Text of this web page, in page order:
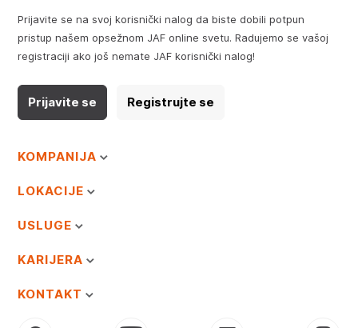
Prijavite se na svoj korisnički nalog da biste dobili potpun
pristup našem opsežnom JAF online svetu. Radujemo se vašoj
registraciji ako još nemate JAF korisnički nalog!
Prijavite se Registrujte se
KOMPANIJA
LOKACIJE
USLUGE
KARIJERA
KONTAKT